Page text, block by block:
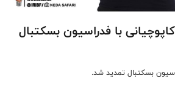
کاپوچیانی با فدراسیون بسکتبال
بسکتبال تمدید شد.